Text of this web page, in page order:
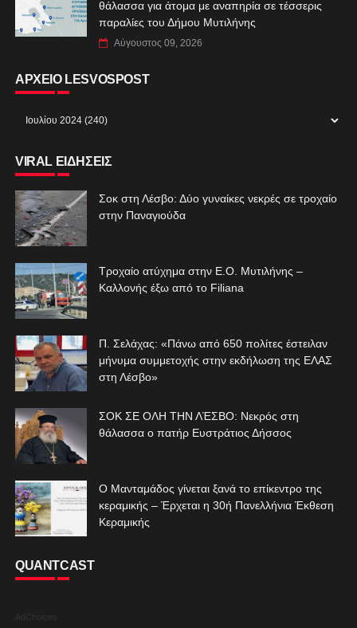
θάλασσα για άτομα με αναπηρία σε τέσσερις
παραλίες του Δήμου Μυτιλήνης
Αύγουστος 09, 2026
ΑΡΧΕΙΟ LESVOSPOST
VIRAL ΕΙΔΗΣΕΙΣ
Σοκ στη Λέσβο: Δύο γυναίκες νεκρές σε τροχαίο
στην Παναγιούδα
Τροχαίο ατύχημα στην Ε.Ο. Μυτιλήνης –
Καλλονής έξω από το Filiana
Π. Σελάχας: «Πάνω από 650 πολίτες έστειλαν
μήνυμα συμμετοχής στην εκδήλωση της ΕΛΑΣ
στη Λέσβο»
ΣΟΚ ΣΕ ΟΛΗ ΤΗΝ ΛΈΣΒΟ: Νεκρός στη
θάλασσα ο πατήρ Ευστράτιος Δήσσος
Ο Μανταμάδος γίνεται ξανά το επίκεντρο της
κεραμικής – Έρχεται η 30ή Πανελλήνια Έκθεση
Κεραμικής
QUANTCAST